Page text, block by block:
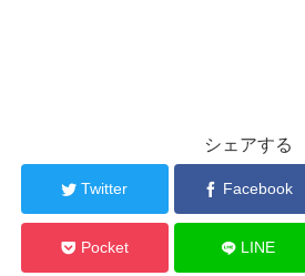
シェアする
Twitter Facebook
Pocket LINE